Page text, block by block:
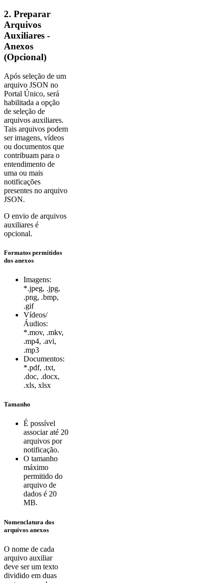
2. Preparar
Arquivos
Auxiliares -
Anexos
(Opcional)
Após seleção de um
arquivo JSON no
Portal Único, será
habilitada a opção
de seleção de
arquivos auxiliares.
Tais arquivos podem
ser imagens, vídeos
ou documentos que
contribuam para o
entendimento de
uma ou mais
notificações
presentes no arquivo
JSON.
O envio de arquivos
auxiliares é
opcional.
Formatos permitidos
dos anexos
Imagens:
*.jpeg, .jpg,
.png, .bmp,
.gif
Vídeos/
Áudios:
*.mov, .mkv,
.mp4, .avi,
.mp3
Documentos:
*.pdf, .txt,
.doc, .docx,
.xls, xlsx
Tamanho
É possível
associar até 20
arquivos por
notificação.
O tamanho
máximo
permitido do
arquivo de
dados é 20
MB.
Nomenclatura dos
arquivos anexos
O nome de cada
arquivo auxiliar
deve ser um texto
dividido em duas